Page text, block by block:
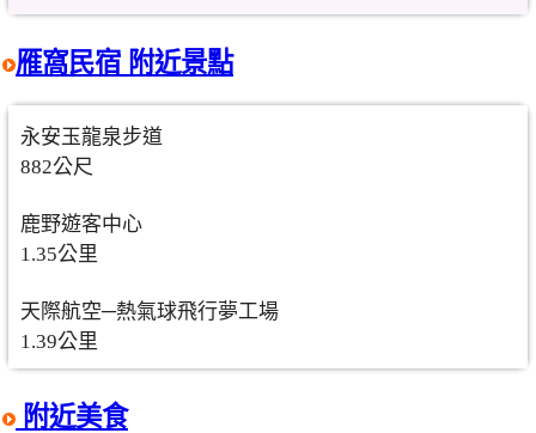
雁窩民宿 附近景點
永安玉龍泉步道
882公尺
鹿野遊客中心
1.35公里
天際航空─熱氣球飛行夢工場
1.39公里
附近美食